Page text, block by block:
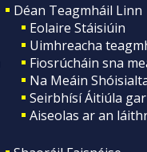
Déan Teagmháil Linn
Eolaire Stáisiúin
Uimhreacha
Fiosrúcháin sna
Na Meáin
Seirbhísí Áitiúla
Aiseolas ar an